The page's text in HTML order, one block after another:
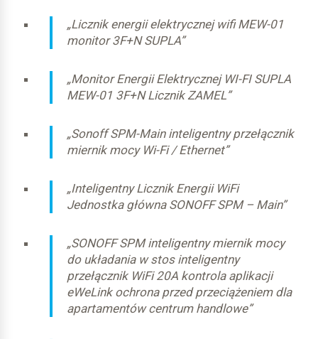
± 0,018 A
± 0,06 A
3 A
± 0,012 A
Sonoff SPM-4 Relay
„Licznik energii elektrycznej wifi MEW-01
monitor 3F+N SUPLA”
„Monitor Energii Elektrycznej WI-FI SUPLA
MEW-01 3F+N Licznik ZAMEL”
„Sonoff SPM-Main inteligentny przełącznik
miernik mocy Wi-Fi / Ethernet”
„Inteligentny Licznik Energii WiFi
Jednostka główna SONOFF SPM – Main”
„SONOFF SPM inteligentny miernik mocy
do układania w stos inteligentny
przełącznik WiFi 20A kontrola aplikacji
eWeLink ochrona przed przeciążeniem dla
apartamentów centrum handlowe”